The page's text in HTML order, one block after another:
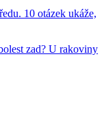
10 otázek ukáže,
zad? U rakoviny